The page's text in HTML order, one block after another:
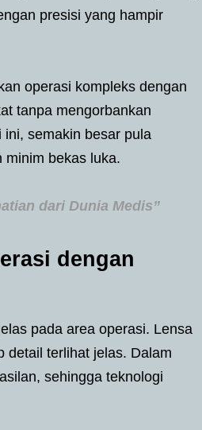
presisi yang hampir
operasi kompleks dengan
tanpa mengorbankan
semakin besar pula
minim bekas luka.
dari Dunia Medis”
dengan
pada area operasi. Lensa
detail terlihat jelas. Dalam
sehingga teknologi